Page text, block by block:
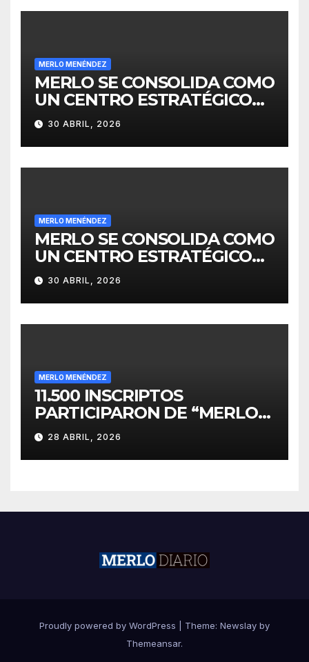
MERLO MENÉNDEZ
MERLO SE CONSOLIDA COMO
UN CENTRO ESTRATÉGICO
PARA EL DESARROLLO DE
INVERSIONES
30 ABRIL, 2026
MERLO MENÉNDEZ
MERLO SE CONSOLIDA COMO
UN CENTRO ESTRATÉGICO
PARA EL DESARROLLO DE
INVERSIONES
30 ABRIL, 2026
MERLO MENÉNDEZ
11.500 INSCRIPTOS
PARTICIPARON DE “MERLO
CORRE POR MALVINAS”
28 ABRIL, 2026
Proudly powered by WordPress Theme: Newslay by
Themeansar.